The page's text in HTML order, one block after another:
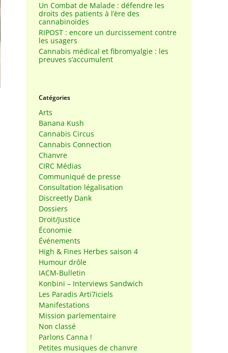
Un Combat de Malade : défendre les
droits des patients à l’ère des
cannabinoïdes
RIPOST : encore un durcissement contre
les usagers
Cannabis médical et fibromyalgie : les
preuves s’accumulent
Catégories
Arts
Banana Kush
Cannabis Circus
Cannabis Connection
Chanvre
CIRC Médias
Communiqué de presse
Consultation légalisation
Discreetly Dank
Dossiers
Droit/Justice
Économie
Événements
High & Fines Herbes saison 4
Humour drôle
IACM-Bulletin
Konbini – Interviews Sandwich
Les Paradis Arti7iciels
Manifestations
Mission parlementaire
Non classé
Parlons Canna !
Petites musiques de chanvre